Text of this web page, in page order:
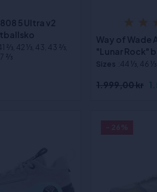
5 Ultra v2
2⁄3, 42 1⁄3, 43, 43 2⁄3,
2⁄3
Way of Wade
"Lunar Rock"
Sizes :44 1⁄3, 46 1⁄3
1.999,00 kr